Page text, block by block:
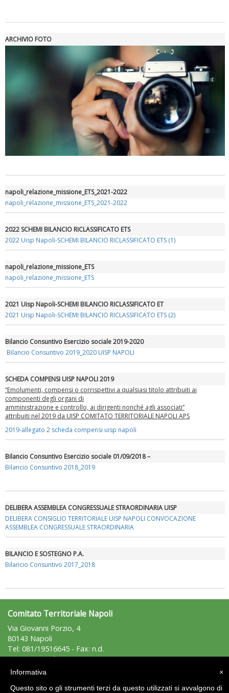
Luglio 2026: "Pensando con i piedi, si possono fare le
Tiziano Pesce a Radio InBlu2000 traccia il bilancio della stagione
Ddl Lobby, Uisp: “Il Parlamento valorizzi le nostre specificità"
La formazione Uisp rallenta ma prosegue anche in estate
ARCHIVIO FOTO
napoli_relazione_missione_ETS_2021-2022
napoli_relazione_missione_ETS_2021-2022
2022 SCHEMI BILANCIO RICLASSIFICATO ETS
2022 Uisp Napoli-SCHEMI BILANCIO RICLASSIFICATO ETS (1)
napoli_relazione_missione_ETS
napoli_relazione_missione_ETS
2021 Uisp Napoli-SCHEMI BILANCIO RICLASSIFICATO ET
2021 Uisp Napoli-SCHEMI BILANCIO RICLASSIFICATO ETS (2)
Bilancio Consuntivo Esercizio sociale 2019-2020
Bilancio Consuntivo 2019_2020 UISP NAPOLI
SCHEDA COMPENSI UISP NAPOLI 2019
“Emolumenti, compensi o corrispettivi a qualsiasi titolo attribuiti ai
componenti degli organi di
amministrazione e controllo, ai dirigenti nonché agli associati”
attribuiti nel 2019 da UISP COMITATO TERRITORIALE NAPOLI APS
2019-allegato 2 scheda compensi uisp napoli
Bilancio Consuntivo Esercizio sociale 01/09/2018 –
Bilancio Consuntivo 2018_2019
DELIBERA ASSEMBLEA CONGRESSUALE STRAORDINARIA UISP
DELIBERA CONSIGLIO TERRITORIALE UISP NAPOLI CONVOCAZIONE
ASSEMBLEA CONGRESSUALE STRAORDINARIA
BILANCIO E SOSTEGNO P.A.
Bilancio Consuntivo 2017_2018
Comitato Territoriale Napoli
Via Giovanni Porzio, 4
80143 Napoli
Tel: 081/19516645 - Fax: n.d.
napoli@uisp.it
Area Riservata 2.0
×
Informativa
Questo sito o gli strumenti terzi da questo utilizzati si avvalgono di